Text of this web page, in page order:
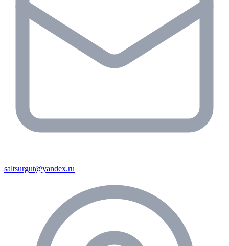
saltsurgut@yandex.ru